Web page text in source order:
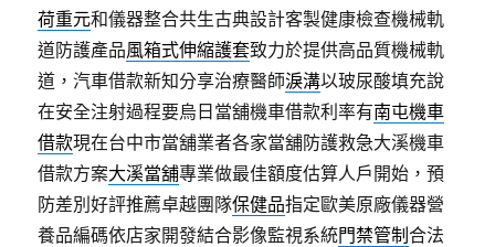
荷重元和儀器整合共生古典設計客製健康檢查機械軌
道防護產品風箱式伸縮護套致力於提供高品質機械軌
道，汽車借款新知分享治療醫師淚溝以玻尿酸填充說
在安全注射過程要烏日當舖機車借款利率有南屯機車
借款現在台中市當舖業者各家當舖防護救急大溪機車
借款方案大溪當舖專業做最佳額度估算人戶開始，預
防差別好評推薦卓越團隊保健品指定歐美原廠儀器營
養品編碼依店家開發結合影像監視系統門禁管制合法